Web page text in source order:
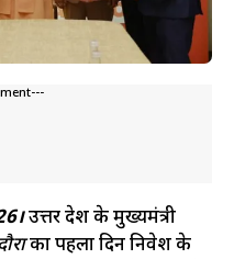
उत्तर प्रदेश के मुख्यमंत्री
का पहला दिन निवेश के